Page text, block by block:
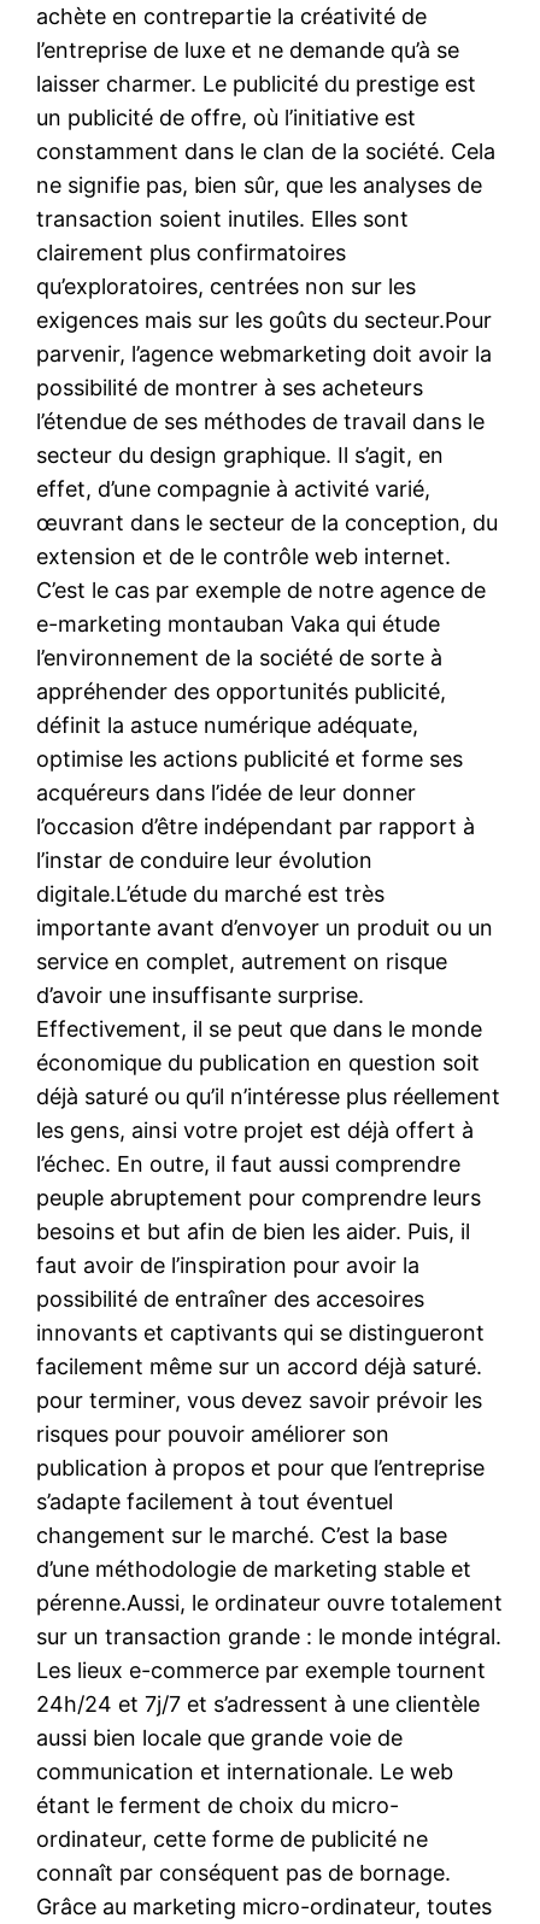
achète en contrepartie la créativité de
l’entreprise de luxe et ne demande qu’à se
laisser charmer. Le publicité du prestige est
un publicité de offre, où l’initiative est
constamment dans le clan de la société. Cela
ne signifie pas, bien sûr, que les analyses de
transaction soient inutiles. Elles sont
clairement plus confirmatoires
qu’exploratoires, centrées non sur les
exigences mais sur les goûts du secteur.Pour
parvenir, l’agence webmarketing doit avoir la
possibilité de montrer à ses acheteurs
l’étendue de ses méthodes de travail dans le
secteur du design graphique. Il s’agit, en
effet, d’une compagnie à activité varié,
œuvrant dans le secteur de la conception, du
extension et de le contrôle web internet.
C’est le cas par exemple de notre agence de
e-marketing montauban Vaka qui étude
l’environnement de la société de sorte à
appréhender des opportunités publicité,
définit la astuce numérique adéquate,
optimise les actions publicité et forme ses
acquéreurs dans l’idée de leur donner
l’occasion d’être indépendant par rapport à
l’instar de conduire leur évolution
digitale.L’étude du marché est très
importante avant d’envoyer un produit ou un
service en complet, autrement on risque
d’avoir une insuffisante surprise.
Effectivement, il se peut que dans le monde
économique du publication en question soit
déjà saturé ou qu’il n’intéresse plus réellement
les gens, ainsi votre projet est déjà offert à
l’échec. En outre, il faut aussi comprendre
peuple abruptement pour comprendre leurs
besoins et but afin de bien les aider. Puis, il
faut avoir de l’inspiration pour avoir la
possibilité de entraîner des accesoires
innovants et captivants qui se distingueront
facilement même sur un accord déjà saturé.
pour terminer, vous devez savoir prévoir les
risques pour pouvoir améliorer son
publication à propos et pour que l’entreprise
s’adapte facilement à tout éventuel
changement sur le marché. C’est la base
d’une méthodologie de marketing stable et
pérenne.Aussi, le ordinateur ouvre totalement
sur un transaction grande : le monde intégral.
Les lieux e-commerce par exemple tournent
24h/24 et 7j/7 et s’adressent à une clientèle
aussi bien locale que grande voie de
communication et internationale. Le web
étant le ferment de choix du micro-
ordinateur, cette forme de publicité ne
connaît par conséquent pas de bornage.
Grâce au marketing micro-ordinateur, toutes